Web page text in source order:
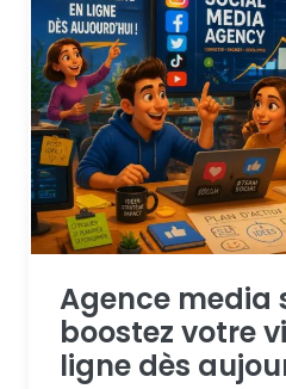
Agence media
boostez votre
ligne dès